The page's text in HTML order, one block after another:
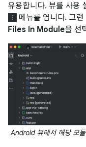
유용합니다. 뷰를 사용
메뉴를 엽니다. 그
Files In Module을 선
Android 뷰에서 해당 모